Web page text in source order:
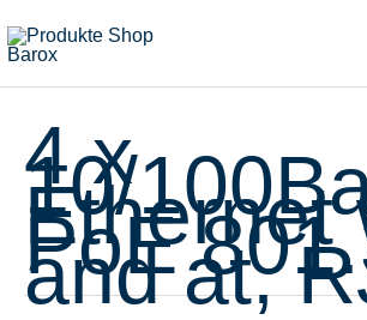
Inhalt
4 x
10/
Ethernet
PoE
and at,